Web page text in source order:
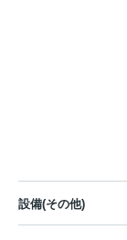
設備(その他)